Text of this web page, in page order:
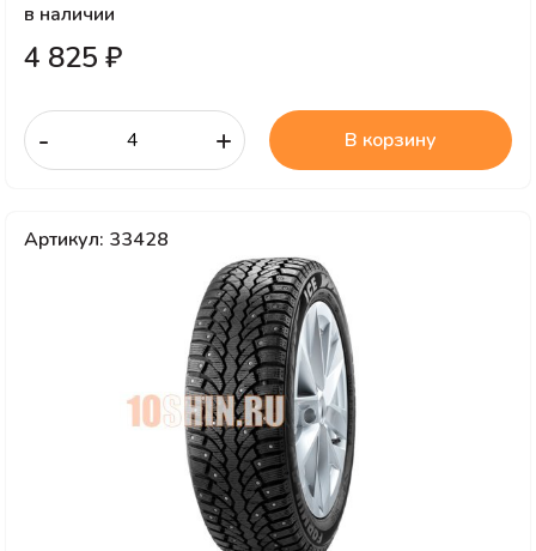
в наличии
4 825 ₽
- + В корзину
Артикул: 33428